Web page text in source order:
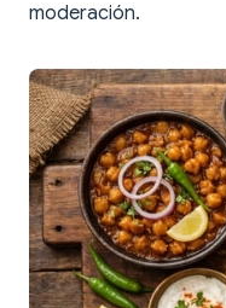
moderación.